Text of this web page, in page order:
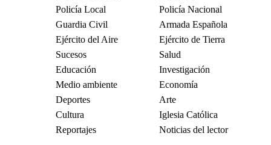
Policía Local
Policía Nacional
Guardia Civil
Armada Española
Ejército del Aire
Ejército de Tierra
Sucesos
Salud
Educación
Investigación
Medio ambiente
Economía
Deportes
Arte
Cultura
Iglesia Católica
Reportajes
Noticias del lector